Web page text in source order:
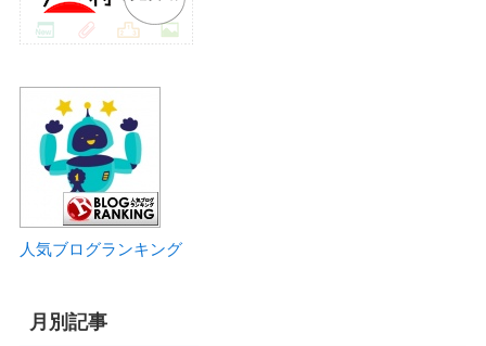
人気ブログランキング
月別記事